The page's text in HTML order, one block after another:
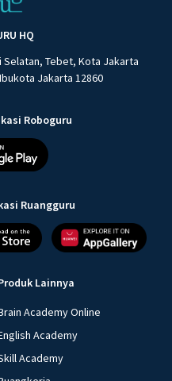
HQ
Selatan, Tebet, Kota Jakarta
Jakarta 12860
Roboguru
Ruangguru
Lainnya
Academy Online
Academy
Academy